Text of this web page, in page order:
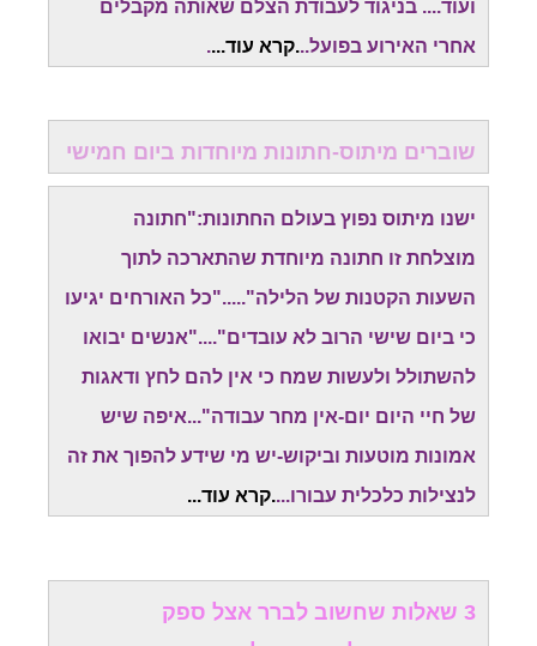
ועוד.... בניגוד לעבודת הצלם שאותה מקבלים
אחרי האירוע בפועל...קרא עוד...
.
שוברים מיתוס-חתונות מיוחדות ביום חמישי
ישנו מיתוס נפוץ בעולם החתונות:"חתונה
מוצלחת זו חתונה מיוחדת שהתארכה לתוך
השעות הקטנות של הלילה"....."כל האורחים יגיעו
כי ביום שישי הרוב לא עובדים"...."אנשים יבואו
להשתולל ולעשות שמח כי אין להם לחץ ודאגות
של חיי היום יום-אין מחר עבודה"...איפה שיש
אמונות מוטעות וביקוש-יש מי שידע להפוך את זה
לנצילות כלכלית עבורו....קרא עוד...
3 שאלות שחשוב לברר אצל ספק